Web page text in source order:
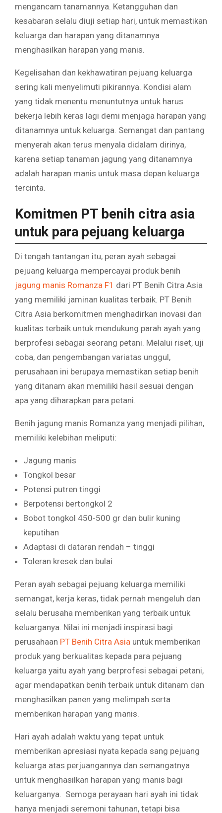
mengancam tanamannya. Ketangguhan dan
kesabaran selalu diuji setiap hari, untuk memastikan
keluarga dan harapan yang ditanamnya
menghasilkan harapan yang manis.
Kegelisahan dan kekhawatiran pejuang keluarga
sering kali menyelimuti pikirannya. Kondisi alam
yang tidak menentu menuntutnya untuk harus
bekerja lebih keras lagi demi menjaga harapan yang
ditanamnya untuk keluarga. Semangat dan pantang
menyerah akan terus menyala didalam dirinya,
karena setiap tanaman jagung yang ditanamnya
adalah harapan manis untuk masa depan keluarga
tercinta.
Komitmen PT benih citra asia
untuk para pejuang keluarga
Di tengah tantangan itu, peran ayah sebagai
pejuang keluarga mempercayai produk benih
jagung manis Romanza F1 dari PT Benih Citra Asia
yang memiliki jaminan kualitas terbaik. PT Benih
Citra Asia berkomitmen menghadirkan inovasi dan
kualitas terbaik untuk mendukung parah ayah yang
berprofesi sebagai seorang petani. Melalui riset, uji
coba, dan pengembangan variatas unggul,
perusahaan ini berupaya memastikan setiap benih
yang ditanam akan memiliki hasil sesuai dengan
apa yang diharapkan para petani.
Benih jagung manis Romanza yang menjadi pilihan,
memiliki kelebihan meliputi:
Jagung manis
Tongkol besar
Potensi putren tinggi
Berpotensi bertongkol 2
Bobot tongkol 450-500 gr dan bulir kuning
keputihan
Adaptasi di dataran rendah – tinggi
Toleran kresek dan bulai
Peran ayah sebagai pejuang keluarga memiliki
semangat, kerja keras, tidak pernah mengeluh dan
selalu berusaha memberikan yang terbaik untuk
keluarganya. Nilai ini menjadi inspirasi bagi
perusahaan PT Benih Citra Asia untuk memberikan
produk yang berkualitas kepada para pejuang
keluarga yaitu ayah yang berprofesi sebagai petani,
agar mendapatkan benih terbaik untuk ditanam dan
menghasilkan panen yang melimpah serta
memberikan harapan yang manis.
Hari ayah adalah waktu yang tepat untuk
memberikan apresiasi nyata kepada sang pejuang
keluarga atas perjuangannya dan semangatnya
untuk menghasilkan harapan yang manis bagi
keluarganya. Semoga perayaan hari ayah ini tidak
hanya menjadi seremoni tahunan, tetapi bisa